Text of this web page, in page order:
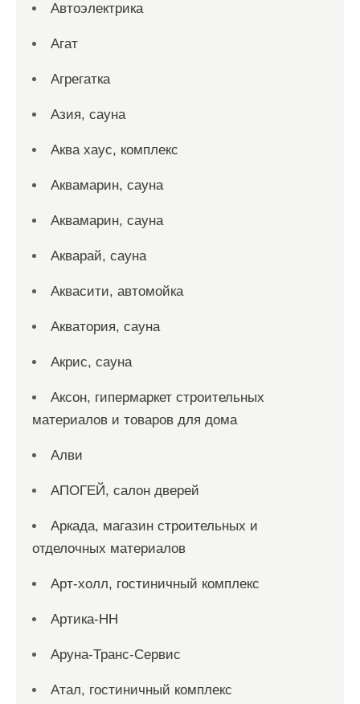
Автоэлектрика
Агат
Агрегатка
Азия, сауна
Аква хаус, комплекс
Аквамарин, сауна
Аквамарин, сауна
Акварай, сауна
Аквасити, автомойка
Акватория, сауна
Акрис, сауна
Аксон, гипермаркет строительных
материалов и товаров для дома
Алви
АПОГЕЙ, салон дверей
Аркада, магазин строительных и
отделочных материалов
Арт-холл, гостиничный комплекс
Артика-НН
Аруна-Транс-Сервис
Атал, гостиничный комплекс